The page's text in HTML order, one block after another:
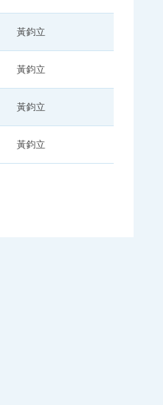
黃鈞立
黃鈞立
黃鈞立
黃鈞立